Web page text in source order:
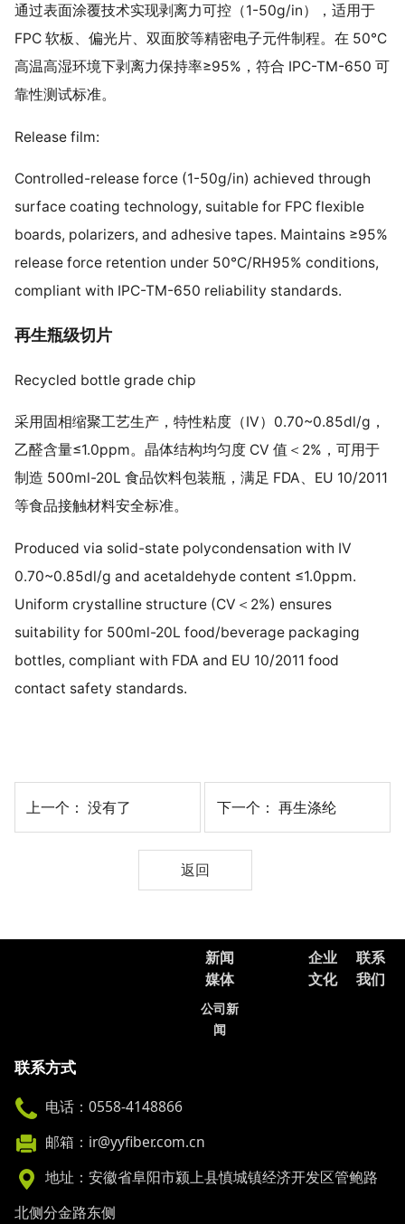
通过表面涂覆技术实现剥离力可控（1-50g/in），适用于
FPC 软板、偏光片、双面胶等精密电子元件制程。在 50℃
高温高湿环境下剥离力保持率≥95%，符合 IPC-TM-650 可
靠性测试标准。
Release film:
Controlled-release force (1-50g/in) achieved through
surface coating technology, suitable for FPC flexible
boards, polarizers, and adhesive tapes. Maintains ≥95%
release force retention under 50℃/RH95% conditions,
compliant with IPC-TM-650 reliability standards.
再生瓶级切片
Recycled bottle grade chip
采用固相缩聚工艺生产，特性粘度（IV）0.70~0.85dl/g，
乙醛含量≤1.0ppm。晶体结构均匀度 CV 值＜2%，可用于
制造 500ml-20L 食品饮料包装瓶，满足 FDA、EU 10/2011
等食品接触材料安全标准。
Produced via solid-state polycondensation with IV
0.70~0.85dl/g and acetaldehyde content ≤1.0ppm.
Uniform crystalline structure (CV＜2%) ensures
suitability for 500ml-20L food/beverage packaging
bottles, compliant with FDA and EU 10/2011 food
contact safety standards.
上一个： 没有了 下一个： 再生涤纶
返回
新闻
媒体
公司新
闻
企业
文化
联系
我们
联系方式
电话：0558-4148866
邮箱：ir@yyfiber.com.cn
地址：安徽省阜阳市颍上县慎城镇经济开发区管鲍路
北侧分金路东侧